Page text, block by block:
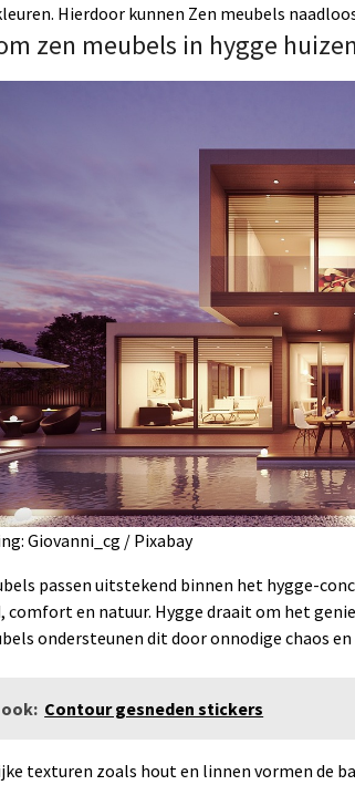
Hierdoor kunnen Zen meubels
zen meubels in hygge
Giovanni_cg / Pixabay
passen uitstekend binnen het hygge-
comfort en natuur. Hygge draait om het
ondersteunen dit door onnodige chaos
ook: Contour gesneden stickers
texturen zoals hout en linnen vormen de